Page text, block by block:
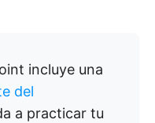
incluye una
del
a practicar tu